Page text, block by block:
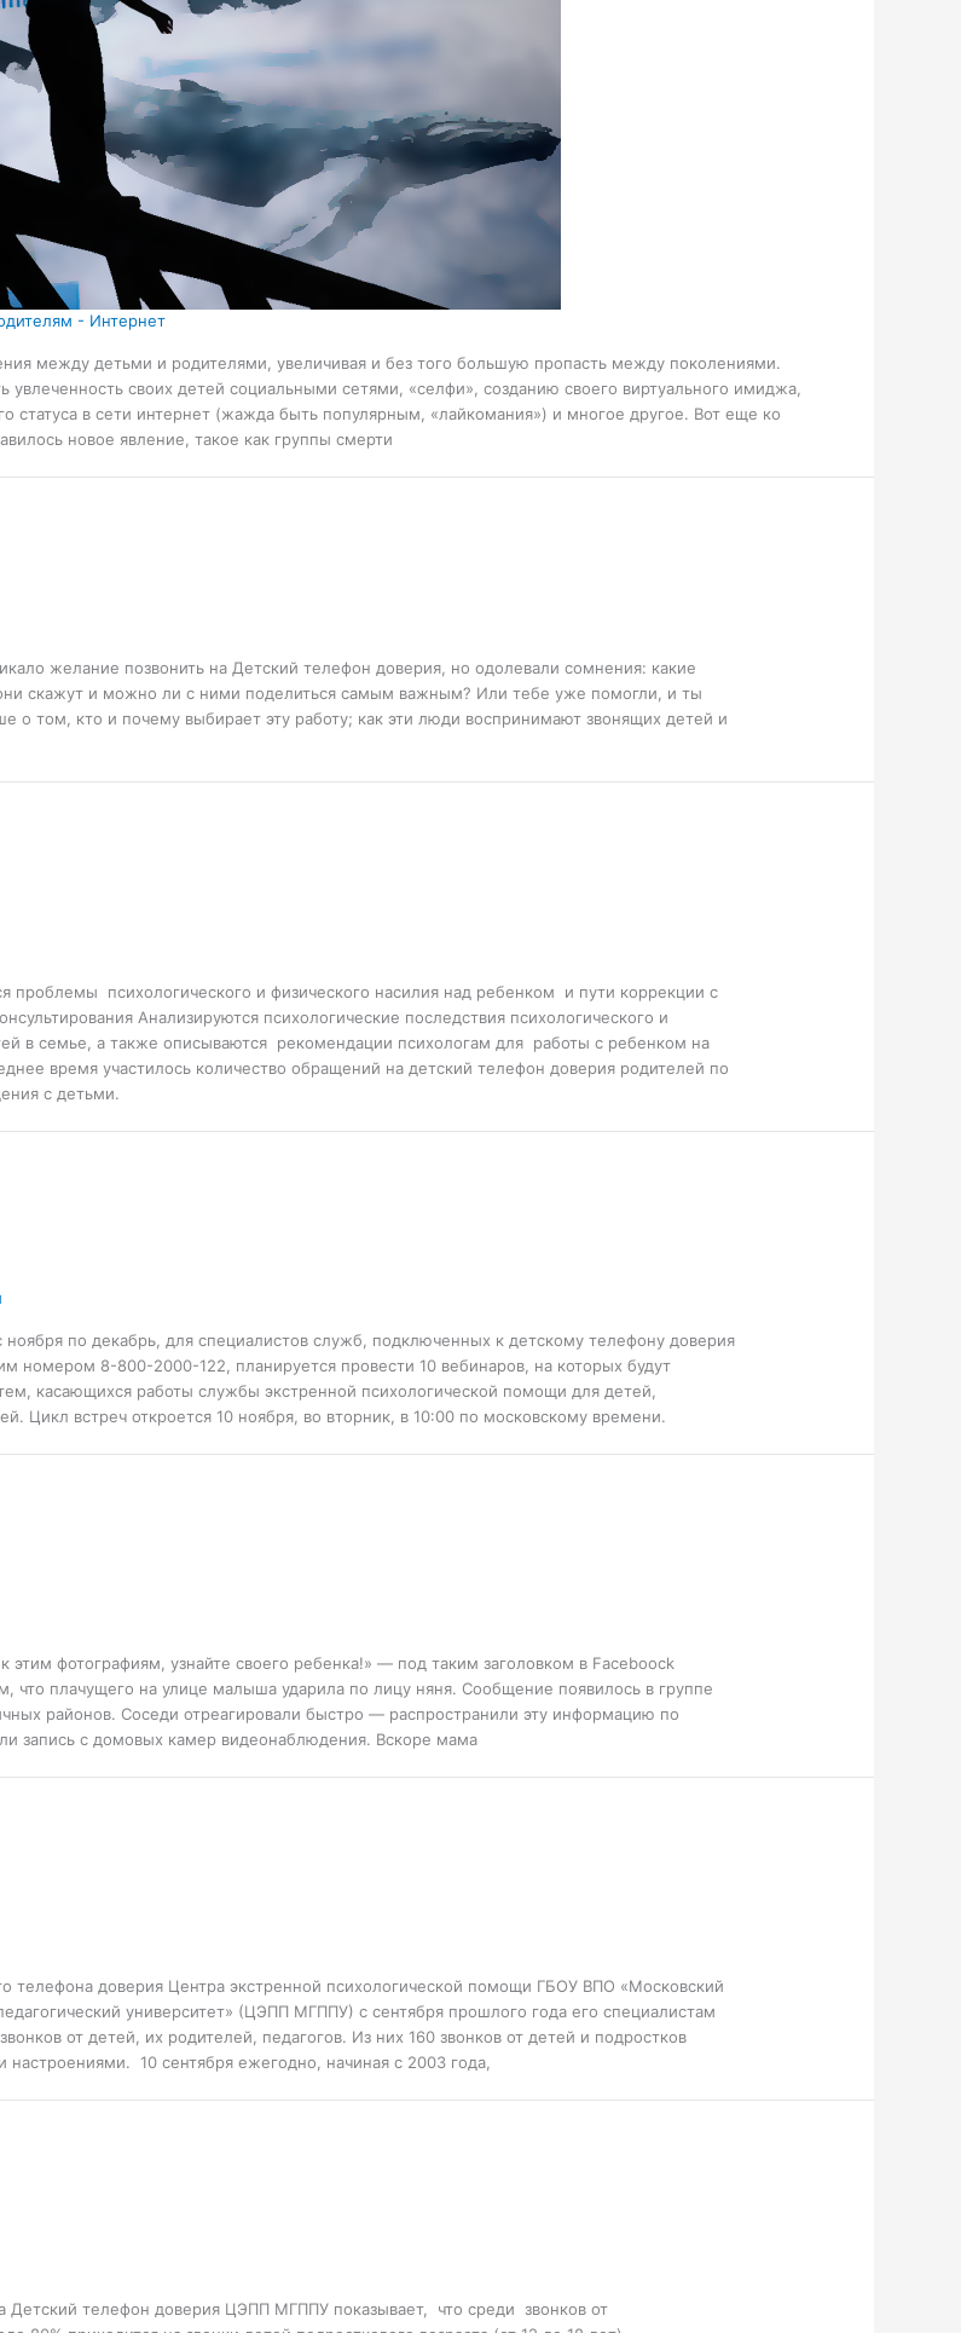
- Интернет
между детьми и родителями, увеличивая и без того большую пропасть между поколениями.
увлеченность своих детей социальными сетями, «селфи», созданию своего виртуального имиджа,
статуса в сети интернет (жажда быть популярным, «лайкомания») и многое другое. Вот еще ко
новое явление, такое как группы смерти
желание позвонить на Детский телефон доверия, но одолевали сомнения: какие
скажут и можно ли с ними поделиться самым важным? Или тебе уже помогли, и ты
о том, кто и почему выбирает эту работу; как эти люди воспринимают звонящих детей и
проблемы психологического и физического насилия над ребенком и пути коррекции с
Анализируются психологические последствия психологического и
в семье, а также описываются рекомендации психологам для работы с ребенком на
время участилось количество обращений на детский телефон доверия родителей по
с детьми.
по декабрь, для специалистов служб, подключенных к детскому телефону доверия
номером 8-800-2000-122, планируется провести 10 вебинаров, на которых будут
касающихся работы службы экстренной психологической помощи для детей,
Цикл встреч откроется 10 ноября, во вторник, в 10:00 по московскому времени.
этим фотографиям, узнайте своего ребенка!» — под таким заголовком в Faceboock
что плачущего на улице малыша ударила по лицу няня. Сообщение появилось в группе
районов. Соседи отреагировали быстро — распространили эту информацию по
запись с домовых камер видеонаблюдения. Вскоре мама
телефона доверия Центра экстренной психологической помощи ГБОУ ВПО «Московский
университет» (ЦЭПП МГППУ) с сентября прошлого года его специалистам
от детей, их родителей, педагогов. Из них 160 звонков от детей и подростков
настроениями. 10 сентября ежегодно, начиная с 2003 года,
Детский телефон доверия ЦЭПП МГППУ показывает, что среди звонков от